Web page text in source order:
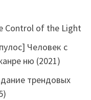
Control of the Light
Человек с
ню (2021)
трендовых